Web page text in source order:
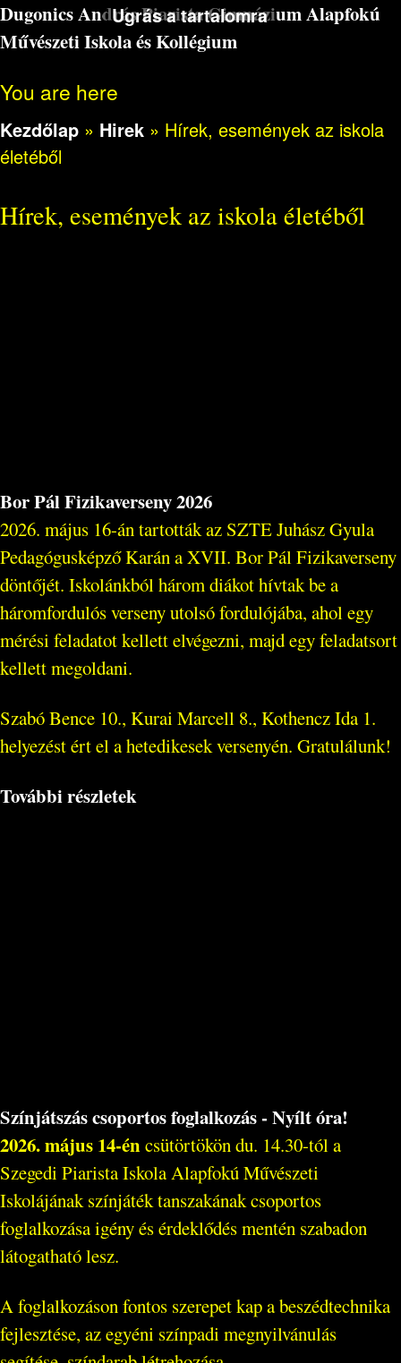
Ugrás a tartalomra
Dugonics András Piarista Gimnázium Alapfokú
Művészeti Iskola és Kollégium
You are here
Kezdőlap » Hirek » Hírek, események az iskola
életéből
Hírek, események az iskola életéből
Bor Pál Fizikaverseny 2026
2026. május 16-án tartották az SZTE Juhász Gyula
Pedagógusképző Karán a XVII. Bor Pál Fizikaverseny
döntőjét. Iskolánkból három diákot hívtak be a
háromfordulós verseny utolsó fordulójába, ahol egy
mérési feladatot kellett elvégezni, majd egy feladatsort
kellett megoldani.
Szabó Bence 10., Kurai Marcell 8., Kothencz Ida 1.
helyezést ért el a hetedikesek versenyén. Gratulálunk!
További részletek
Színjátszás csoportos foglalkozás - Nyílt óra!
2026. május 14-éncsütörtökön du. 14.30-tól a
Szegedi Piarista Iskola Alapfokú Művészeti
Iskolájának színjáték tanszakának csoportos
foglalkozása igény és érdeklődés mentén szabadon
látogatható lesz.
A foglalkozáson fontos szerepet kap a beszédtechnika
fejlesztése, az egyéni színpadi megnyilvánulás